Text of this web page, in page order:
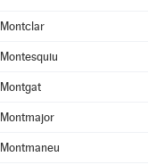
Montclar
Montesquiu
Montgat
Montmajor
Montmaneu